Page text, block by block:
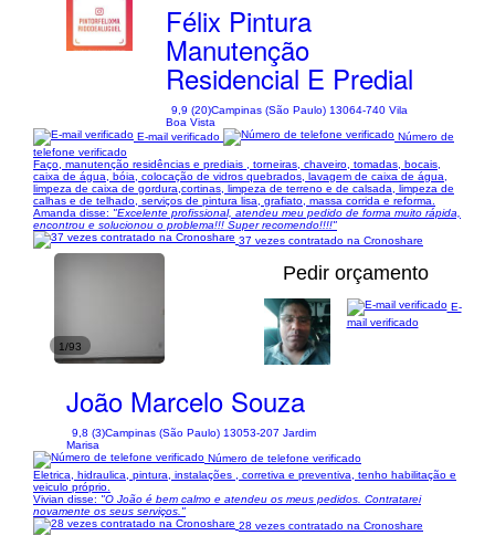
Félix Pintura
Manutenção
Residencial E Predial
9,9 (20)Campinas (São Paulo) 13064-740 Vila
Boa Vista
E-mail verificado
Número de
telefone verificado
Faço, manutenção residências e prediais , torneiras, chaveiro, tomadas, bocais,
caixa de água, bóia, colocação de vidros quebrados, lavagem de caixa de água,
limpeza de caixa de gordura,cortinas, limpeza de terreno e de calsada, limpeza de
calhas e de telhado, serviços de pintura lisa, grafiato, massa corrida e reforma.
Amanda disse: "Excelente profissional, atendeu meu pedido de forma muito rápida,
encontrou e solucionou o problema!!! Super recomendo!!!!"
37 vezes contratado na Cronoshare
1/93
Pedir orçamento
João Marcelo Souza
9,8 (3)Campinas (São Paulo) 13053-207 Jardim
Marisa
E-
mail verificado
Número de telefone verificado
Eletrica, hidraulica, pintura, instalações , corretiva e preventiva, tenho habilitação e
veiculo próprio.
Vivian disse: "O João é bem calmo e atendeu os meus pedidos. Contratarei
novamente os seus serviços."
28 vezes contratado na Cronoshare